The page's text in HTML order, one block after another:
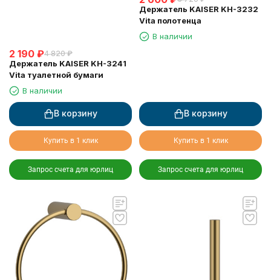
2 190 ₽4 820 ₽
Держатель KAISER KH-3241
Vita туалетной бумаги
В наличии
В корзину
Купить в 1 клик
Запрос счета для юрлиц
Держатель KAISER KH-3232
Vita полотенца
В наличии
В корзину
Купить в 1 клик
Запрос счета для юрлиц